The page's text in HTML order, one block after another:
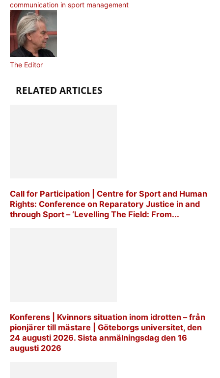
communication in sport management
The Editor
RELATED ARTICLES
Call for Participation | Centre for Sport and Human
Rights: Conference on Reparatory Justice in and
through Sport – ‘Levelling The Field: From...
Konferens | Kvinnors situation inom idrotten – från
pionjärer till mästare | Göteborgs universitet, den
24 augusti 2026. Sista anmälningsdag den 16
augusti 2026